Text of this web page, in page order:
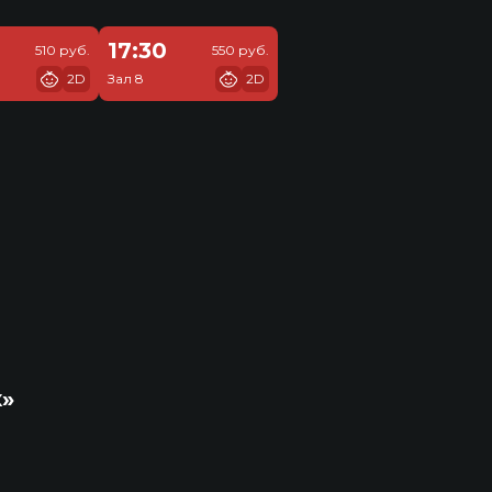
510 руб.
2D
17:30
Зал 8
550 руб.
2D